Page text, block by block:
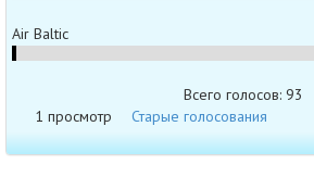
Air Baltic
Всего голосов: 93
1 просмотр
Старые голосования